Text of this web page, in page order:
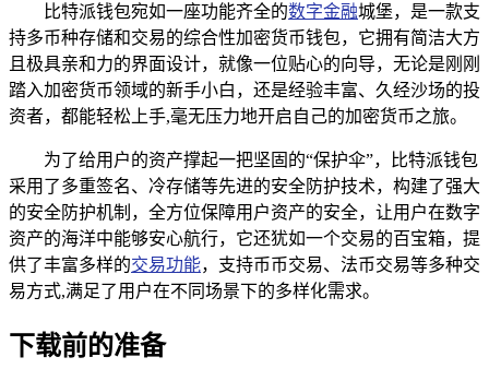
比特派钱包宛如一座功能齐全的数字金融城堡，是一款支
持多币种存储和交易的综合性加密货币钱包，它拥有简洁大方
且极具亲和力的界面设计，就像一位贴心的向导，无论是刚刚
踏入加密货币领域的新手小白，还是经验丰富、久经沙场的投
资者，都能轻松上手,毫无压力地开启自己的加密货币之旅。
为了给用户的资产撑起一把坚固的“保护伞”，比特派钱包
采用了多重签名、冷存储等先进的安全防护技术，构建了强大
的安全防护机制，全方位保障用户资产的安全，让用户在数字
资产的海洋中能够安心航行，它还犹如一个交易的百宝箱，提
供了丰富多样的交易功能，支持币币交易、法币交易等多种交
易方式,满足了用户在不同场景下的多样化需求。
下载前的准备